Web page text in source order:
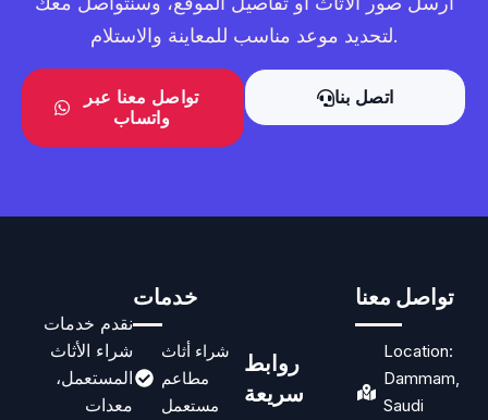
لتحديد موعد مناسب للمعاينة والاستلام.
تواصل معنا عبر
واتساب
اتصل بنا
نقدم خدمات
شراء الأثاث
المستعمل،
معدات
روابط
سريعة
خدمات
شراء أثاث
مطاعم
مستعمل
تواصل معنا
Location:
Dammam,
Saudi